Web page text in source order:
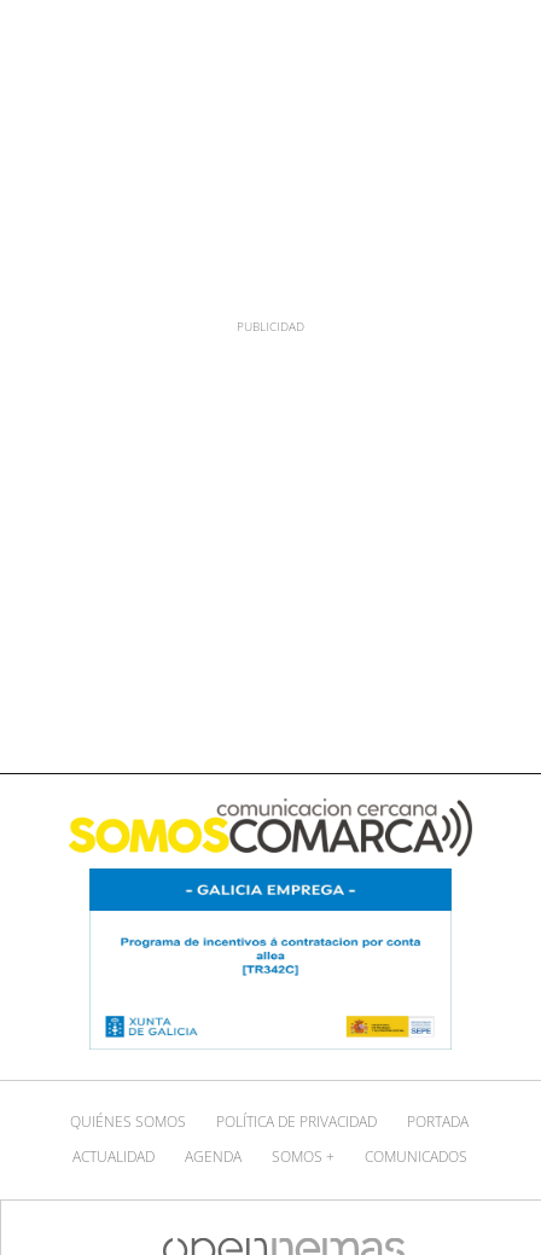
QUIÉNES SOMOS POLÍTICA DE PRIVACIDAD
PORTADA
ACTUALIDAD
AGENDA SOMOS + COMUNICADOS